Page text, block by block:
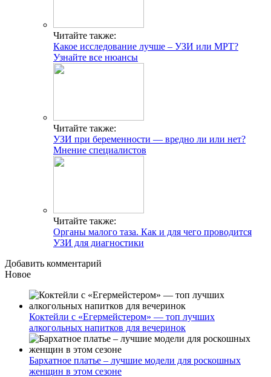
Читайте также:
Какое исследование лучше – УЗИ или МРТ?
Узнайте все нюансы
Читайте также:
УЗИ при беременности — вредно ли или нет?
Мнение специалистов
Читайте также:
Органы малого таза. Как и для чего проводится
УЗИ для диагностики
Добавить комментарий
Новое
Коктейли с «Егермейстером» — топ лучших
алкогольных напитков для вечеринок
Бархатное платье – лучшие модели для роскошных
женщин в этом сезоне